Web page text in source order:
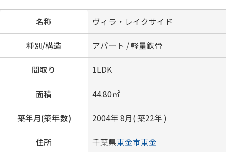
名称 ヴィラ・レイクサイド
種別/構造 アパート / 軽量鉄骨
間取り 1LDK
面積 44.80㎡
築年月(築年数) 2004年 8月( 築22年 )
住所 千葉県東金市東金